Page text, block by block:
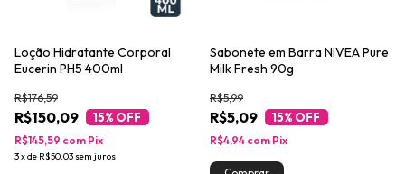
Loção Hidratante Corporal
Eucerin PH5 400ml
R$150,09
R$176,59
15% OFF
3xde R$50,03 sem juros
R$145,59 com Pix
Sabonete em Barra NIVEA Pure
Milk Fresh 90g
R$5,09
R$5,99
15% OFF
R$4,94 com Pix